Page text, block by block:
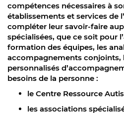
compétences nécessaires à
établissements et services de
compléter leur savoir-faire
spécialisées, que ce soit pour
formation des équipes, les
accompagnements conjoints,
personnalisés
besoins de la personne :
le Centre Ressource
les associations